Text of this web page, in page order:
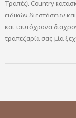
Τραπέζι Country
ειδικών διαστάσεων
και ταυτόχρονα
τραπεζαρία σας μία